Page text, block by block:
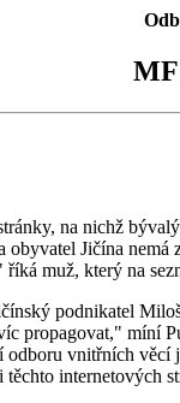
MF
na nichž
Jičína
muž, který na
podnikatel
propagovat,"
vnitřních